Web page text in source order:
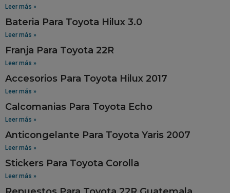
Leer más »
Bateria Para Toyota Hilux 3.0
Leer más »
Franja Para Toyota 22R
Leer más »
Accesorios Para Toyota Hilux 2017
Leer más »
Calcomanias Para Toyota Echo
Leer más »
Anticongelante Para Toyota Yaris 2007
Leer más »
Stickers Para Toyota Corolla
Leer más »